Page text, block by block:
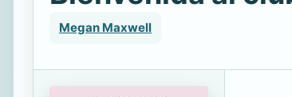
Megan Maxwell